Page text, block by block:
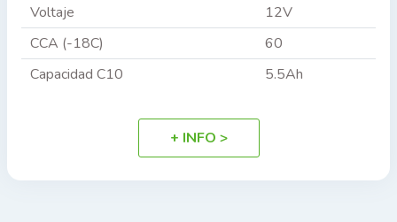
Voltaje
12V
CCA (-18C)
60
Capacidad C10
5.5Ah
+ INFO >